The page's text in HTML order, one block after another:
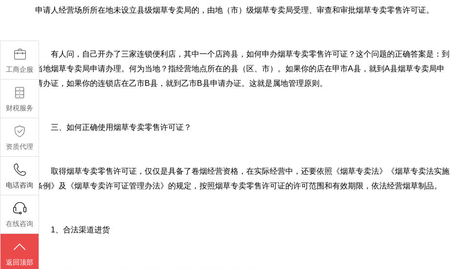
申请人经营场所所在地未设立县级烟草专卖局的，由地（市）级烟草专卖局受理、审查和审批烟草专卖零售许可证。
有人问，自己开办了三家连锁便利店，其中一个店跨县，如何申办烟草专卖零售许可证？这个问题的正确答案是：到
当地烟草专卖局申请办理。何为当地？指经营地点所在的县（区、市）。如果你的店在甲市A县，就到A县烟草专卖局申
请办证，如果你的连锁店在乙市B县，就到乙市B县申请办证。这就是属地管理原则。
三、如何正确使用烟草专卖零售许可证？
取得烟草专卖零售许可证，仅仅是具备了卷烟经营资格，在实际经营中，还要依照《烟草专卖法》《烟草专卖法实施
条例》及《烟草专卖许可证管理办法》的规定，按照烟草专卖零售许可证的许可范围和有效期限，依法经营烟草制品。
1、合法渠道进货
工商企服
财税服务
资质代理
电话咨询
在线咨询
返回顶部